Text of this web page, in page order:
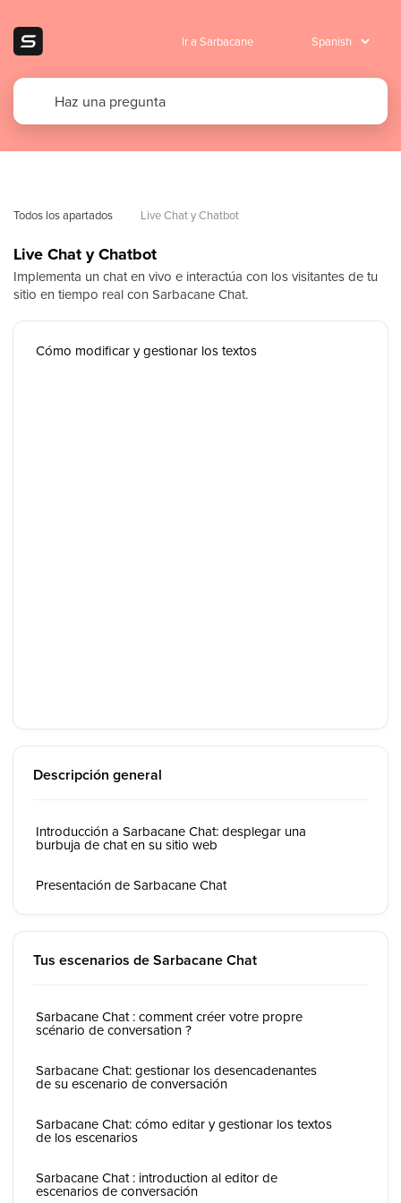
Ir a Sarbacane
Todos los apartados Live Chat y Chatbot
Live Chat y Chatbot
Implementa un chat en vivo e interactúa con los visitantes de tu
sitio en tiempo real con Sarbacane Chat.
Cómo modificar y gestionar los textos
Descripción general
Introducción a Sarbacane Chat: desplegar una
burbuja de chat en su sitio web
Presentación de Sarbacane Chat
Tus escenarios de Sarbacane Chat
Sarbacane Chat : comment créer votre propre
scénario de conversation ?
Sarbacane Chat: gestionar los desencadenantes
de su escenario de conversación
Sarbacane Chat: cómo editar y gestionar los textos
de los escenarios
Sarbacane Chat : introduction al editor de
escenarios de conversación